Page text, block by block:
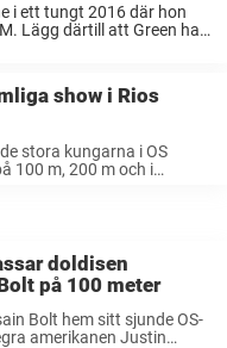
i ett tungt 2016 där hon
Lägg därtill att Green haft
show i Rios
stora kungarna i OS
100 m, 200 m och i
doldisen
på 100 meter
Bolt hem sitt sjunde OS-
amerikanen Justin